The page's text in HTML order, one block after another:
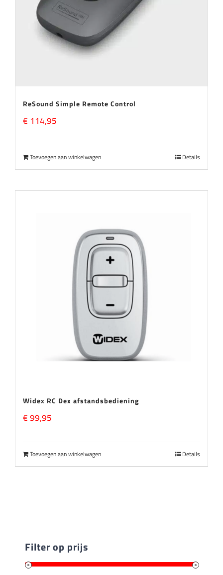
ReSound Simple Remote Control
€ 114,95
Toevoegen aan winkelwagen Details
Widex RC Dex afstandsbediening
€99,95
Toevoegen aan winkelwagen Details
Filter op prijs